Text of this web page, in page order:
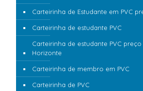
Carteirinha de Estudante em PVC
Carteirinha de estudante PVC
Carteirinha de estudante PVC
Horizonte
Carteirinha de membro em PVC
Carteirinha de PVC